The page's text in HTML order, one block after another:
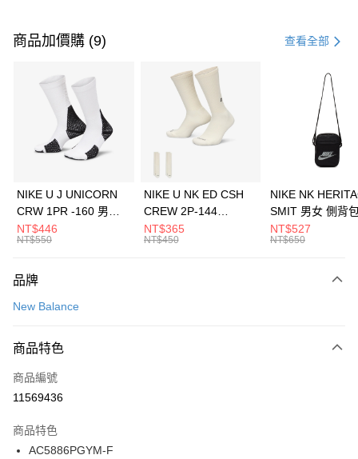
信用卡一次付款
3 期 0 利率 每期 21家銀行
合作金庫商業銀行
第一商業銀行
華南商業銀行
彰化商業銀行
上海商業儲蓄銀行
元大商業銀行
台灣樂天信用卡公司
Apple Pay
全盈+PAY
AFTEE先享後付
【關於「AFTEE先享後付」】
便利好安心！
３．安心：先確認商品／服務後，再付款。
【「AFTEE先享後付」結帳流程】
１．於結帳方式選擇「AFTEE先享後付」後，將跳轉至「AFTEE先享後付」
２．訂單成立數日內，您將收到繳費通知簡訊。
３．收到繳費通知簡訊後14天內，點擊此簡訊中的連結，可透過四大超商／
ATM／網路銀行／等多元方式進行付款，方視為交易完成。
運送方式
每筆NT$100，滿NT$1,500(含以上)免運費
宅配
每筆NT$100，滿NT$1,500(含以上)免運費
付款後門市自取
每筆NT$100，滿NT$1,500(含以上)免運費
商品加價購 (9) 查看全部
NIKE U J UNICORN
CRW 1PR -160 男女
中統襪 FZ3393100
NT$446
NT$550
NIKE U NK ED CSH
CREW 2P-144
EMBRDY 男女 短統襪
FZ3073133
NT$365
NT$450
NIKE NK
SMIT 男女 側背
BA5871010
NT$527
NT$650
品牌
New Balance
商品特色
商品編號
11569436
商品特色
AC5886PGYM-F